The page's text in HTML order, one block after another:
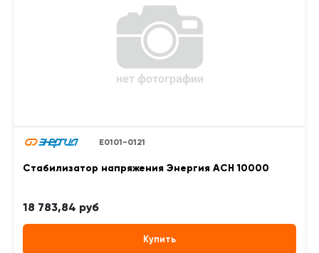
Е0101-0121
Стабилизатор напряжения Энергия АСН 10000
18 783,84 руб
Купить